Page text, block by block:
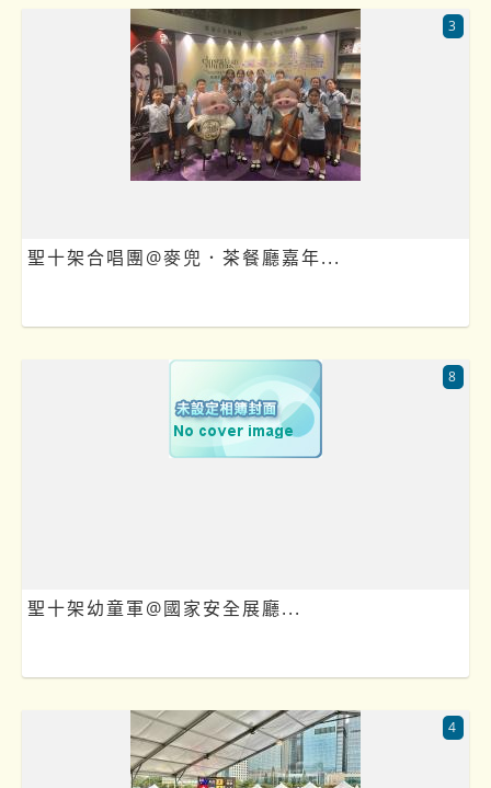
聖十架合唱團@麥兜．茶餐廳嘉年...
3
聖十架幼童軍@國家安全展廳...
8
4